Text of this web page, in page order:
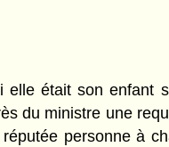
était son
du ministre une
personne à